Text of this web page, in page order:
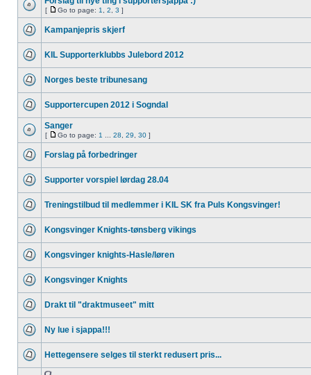
[ Go to page: 1 2 3 ]
Kampanjepris skjerf
KIL Supporterklubbs Julebord 2012
Norges beste tribunesang
Supportercupen 2012 i Sogndal
Sanger
[ Go to page: 1 28 29 30 ]
Forslag på forbedringer
Supporter vorspiel lørdag 28.04
Treningstilbud til medlemmer i KIL SK fra Puls Kongsvinger!
Kongsvinger Knights-tønsberg vikings
Kongsvinger knights-Hasle/løren
Kongsvinger Knights
Drakt til "draktmuseet" mitt
Ny lue i sjappa!!!
Hettegensere selges til sterkt redusert pris...